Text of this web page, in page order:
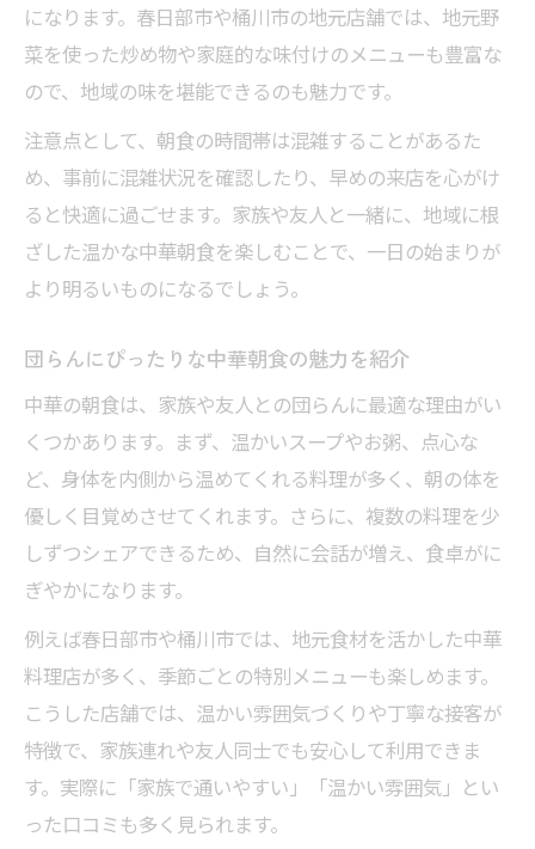
になります。春日部市や桶川市の地元店舗では、地元野
菜を使った炒め物や家庭的な味付けのメニューも豊富な
ので、地域の味を堪能できるのも魅力です。
注意点として、朝食の時間帯は混雑することがあるた
め、事前に混雑状況を確認したり、早めの来店を心がけ
ると快適に過ごせます。家族や友人と一緒に、地域に根
ざした温かな中華朝食を楽しむことで、一日の始まりが
より明るいものになるでしょう。
団らんにぴったりな中華朝食の魅力を紹介
中華の朝食は、家族や友人との団らんに最適な理由がい
くつかあります。まず、温かいスープやお粥、点心な
ど、身体を内側から温めてくれる料理が多く、朝の体を
優しく目覚めさせてくれます。さらに、複数の料理を少
しずつシェアできるため、自然に会話が増え、食卓がに
ぎやかになります。
例えば春日部市や桶川市では、地元食材を活かした中華
料理店が多く、季節ごとの特別メニューも楽しめます。
こうした店舗では、温かい雰囲気づくりや丁寧な接客が
特徴で、家族連れや友人同士でも安心して利用できま
す。実際に「家族で通いやすい」「温かい雰囲気」とい
った口コミも多く見られます。